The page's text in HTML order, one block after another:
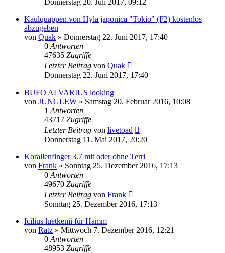
Kaulquappen von Hyla japonica "Tokio" (F2) kostenlos
abzugeben
von Quak » Donnerstag 22. Juni 2017, 17:40
0 Antworten
47635 Zugriffe
Letzter Beitrag von Quak
Donnerstag 22. Juni 2017, 17:40
BUFO ALVARIUS looking
von JUNGLEW » Samstag 20. Februar 2016, 10:08
1 Antworten
43717 Zugriffe
Letzter Beitrag von livetoad
Donnerstag 11. Mai 2017, 20:20
Korallenfinger 3.7 mit oder ohne Terri
von Frank » Sonntag 25. Dezember 2016, 17:13
0 Antworten
49670 Zugriffe
Letzter Beitrag von Frank
Sonntag 25. Dezember 2016, 17:13
Icilius luetkenii für Hamm
von Ratz » Mittwoch 7. Dezember 2016, 12:21
0 Antworten
48953 Zugriffe